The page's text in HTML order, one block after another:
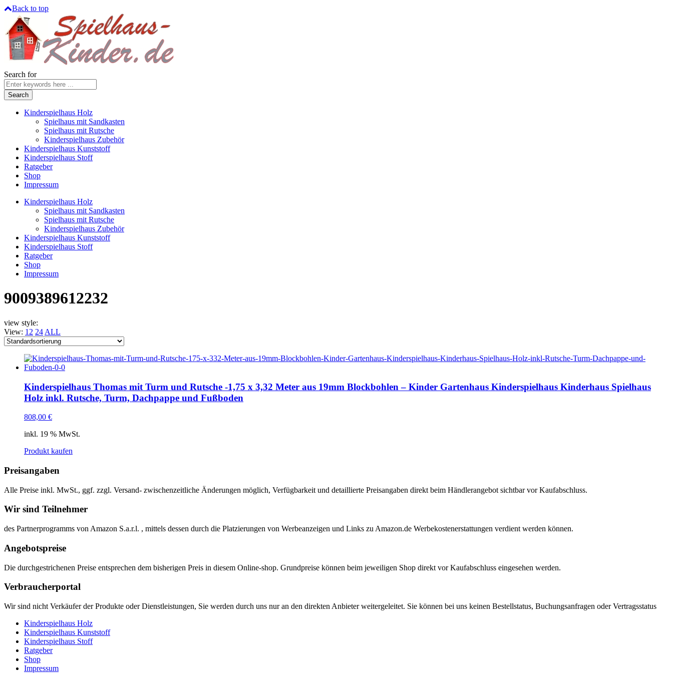
Back to top
Search for
Kinderspielhaus Holz
Spielhaus mit Sandkasten
Spielhaus mit Rutsche
Kinderspielhaus Zubehör
Kinderspielhaus Kunststoff
Kinderspielhaus Stoff
Ratgeber
Shop
Impressum
Kinderspielhaus Holz
Spielhaus mit Sandkasten
Spielhaus mit Rutsche
Kinderspielhaus Zubehör
Kinderspielhaus Kunststoff
Kinderspielhaus Stoff
Ratgeber
Shop
Impressum
9009389612232
view style:
View: 12 24 ALL
Kinderspielhaus Thomas mit Turm und Rutsche -1,75 x 3,32 Meter aus 19mm Blockbohlen – Kinder Gartenhaus Kinderspielhaus Kinderhaus Spielhaus
Holz inkl. Rutsche, Turm, Dachpappe und Fußboden
808,00 €
inkl. 19 % MwSt.
Produkt kaufen
Preisangaben
Alle Preise inkl. MwSt., ggf. zzgl. Versand- zwischenzeitliche Änderungen möglich, Verfügbarkeit und detaillierte Preisangaben direkt beim Händlerangebot sichtbar vor Kaufabschluss.
Wir sind Teilnehmer
des Partnerprogramms von Amazon S.a.r.l. , mittels dessen durch die Platzierungen von Werbeanzeigen und Links zu Amazon.de Werbekostenerstattungen verdient werden können.
Angebotspreise
Die durchgestrichenen Preise entsprechen dem bisherigen Preis in diesem Online-shop. Grundpreise können beim jeweiligen Shop direkt vor Kaufabschluss eingesehen werden.
Verbraucherportal
Wir sind nicht Verkäufer der Produkte oder Dienstleistungen, Sie werden durch uns nur an den direkten Anbieter weitergeleitet. Sie können bei uns keinen Bestellstatus, Buchungsanfragen oder Vertragsstatus
Kinderspielhaus Holz
Kinderspielhaus Kunststoff
Kinderspielhaus Stoff
Ratgeber
Shop
Impressum